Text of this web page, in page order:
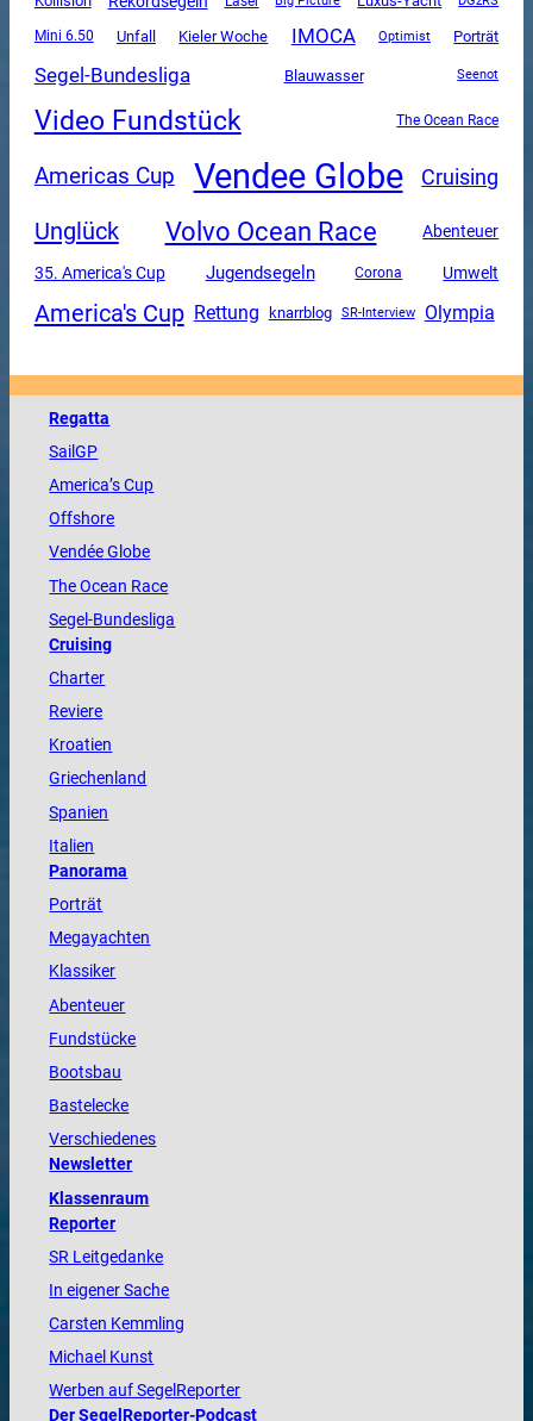
Mini 6.50 Unfall Kieler Woche IMOCA Optimist Porträt
Segel-Bundesliga Blauwasser Seenot
Video Fundstück The Ocean Race
Americas Cup Vendee Globe Cruising
Unglück Volvo Ocean Race Abenteuer
35. America's Cup Jugendsegeln Corona Umwelt
America's Cup Rettung knarrblog SR-Interview Olympia
Regatta
SailGP
America’s Cup
Offshore
VendéeGlobe
TheOcean Race
Segel-Bundesliga
Cruising
Charter
Reviere
Kroatien
Griechenland
Spanien
Italien
Panorama
Porträt
Megayachten
Klassiker
Abenteuer
Fundstücke
Bootsbau
Bastelecke
Verschiedenes
Newsletter
Klassenraum
Reporter
SR Leitgedanke
In eigener Sache
Carsten Kemmling
Michael Kunst
Werben auf SegelReporter
Der SegelReporter-Podcast